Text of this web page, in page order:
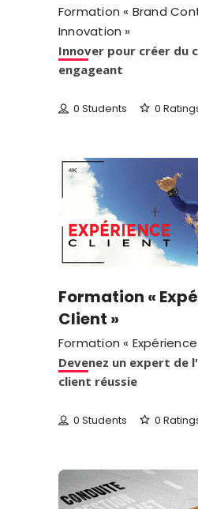
Formation « Brand
Innovation »
Innover pour créer du
engageant
0 Students 0
Formation «
Client »
Formation «
Devenez un expert de
client réussie
0 Students 0